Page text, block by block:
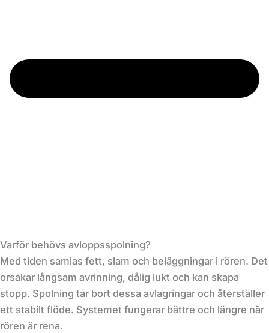
Varför behövs avloppsspolning?
Med tiden samlas fett, slam och beläggningar i rören. Det
orsakar långsam avrinning, dålig lukt och kan skapa
stopp. Spolning tar bort dessa avlagringar och återställer
ett stabilt flöde. Systemet fungerar bättre och längre när
rören är rena.